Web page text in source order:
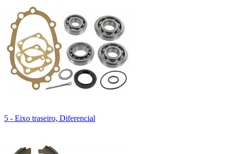
5 - Eixo traseiro, Diferencial